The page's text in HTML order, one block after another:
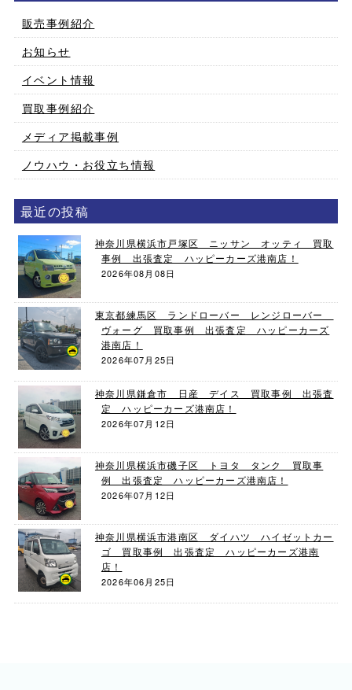
販売事例紹介
お知らせ
イベント情報
買取事例紹介
メディア掲載事例
ノウハウ・お役立ち情報
最近の投稿
神奈川県横浜市戸塚区 ニッサン オッティ 買取
事例 出張査定 ハッピーカーズ港南店！
2026年08月08日
東京都練馬区 ランドローバー レンジローバー
ヴォーグ 買取事例 出張査定 ハッピーカーズ
港南店！
2026年07月25日
神奈川県鎌倉市 日産 デイス 買取事例 出張査
定 ハッピーカーズ港南店！
2026年07月12日
神奈川県横浜市磯子区 トヨタ タンク 買取事
例 出張査定 ハッピーカーズ港南店！
2026年07月12日
神奈川県横浜市港南区 ダイハツ ハイゼットカー
ゴ 買取事例 出張査定 ハッピーカーズ港南
店！
2026年06月25日